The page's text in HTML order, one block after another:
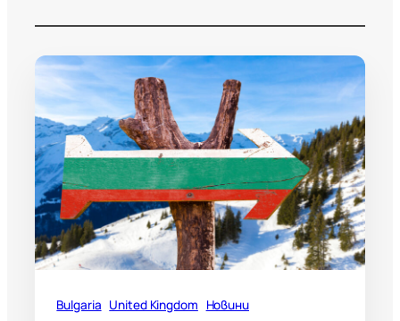
Bulgaria United Kingdom Новини